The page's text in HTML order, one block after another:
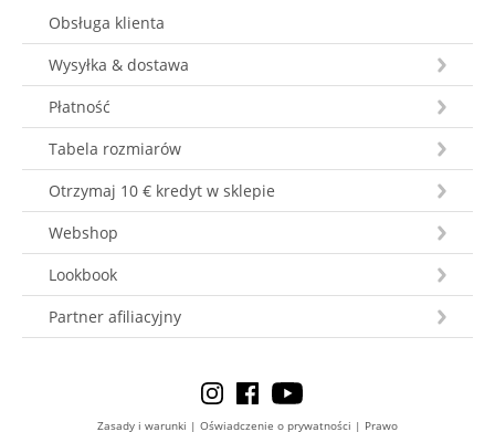
Obsługa klienta
Wysyłka & dostawa
Płatność
Tabela rozmiarów
Otrzymaj 10 € kredyt w sklepie
Webshop
Lookbook
Partner afiliacyjny
Zasady i warunki | Oświadczenie o prywatności | Prawo